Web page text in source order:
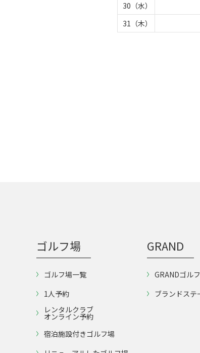
30（水）
31（木）
ゴルフ場
ゴルフ場一覧
1人予約
レンタルクラブ
オンライン予約
宿泊施設付きゴルフ場
GRAND
GRANDゴル
ブランドステ